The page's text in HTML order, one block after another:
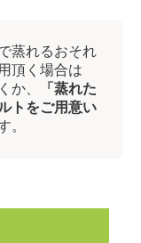
蒸れるおそれ
頂く場合は
か、
「蒸れた
トをご用意い
。